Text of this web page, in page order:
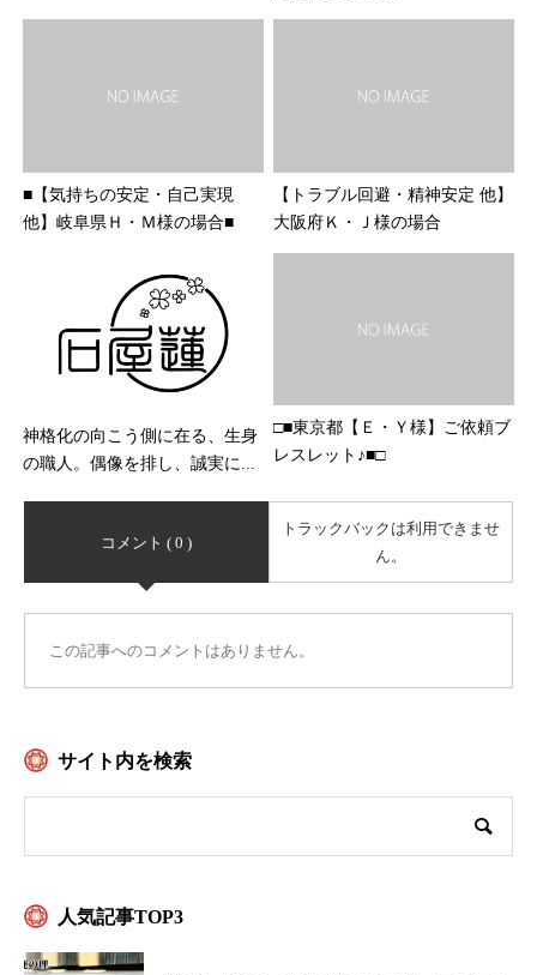
■【気持ちの安定・自己実現
他】岐阜県Ｈ・Ｍ様の場合■
【トラブル回避・精神安定 他】
大阪府Ｋ・Ｊ様の場合
神格化の向こう側に在る、生身
の職人。偶像を排し、誠実に...
□■東京都【Ｅ・Ｙ様】ご依頼ブ
レスレット♪■□
コメント ( 0 )
トラックバックは利用できませ
ん。
この記事へのコメントはありません。
サイト内を検索
人気記事TOP3